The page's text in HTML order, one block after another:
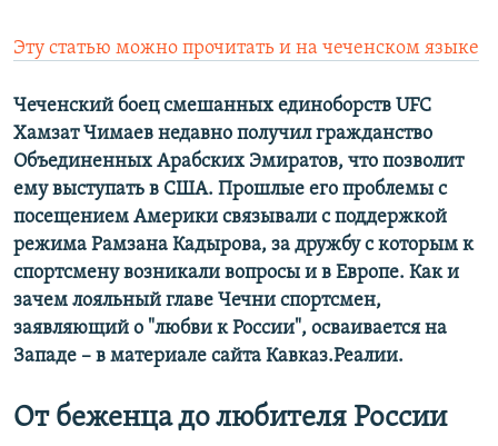
Эту статью можно прочитать и на чеченском языке
Чеченский боец смешанных единоборств UFC
Хамзат Чимаев недавно получил гражданство
Объединенных Арабских Эмиратов, что позволит
ему выступать в США. Прошлые его проблемы с
посещением Америки связывали с поддержкой
режима Рамзана Кадырова, за дружбу с которым к
спортсмену возникали вопросы и в Европе. Как и
зачем лояльный главе Чечни спортсмен,
заявляющий о "любви к России", осваивается на
Западе – в материале сайта Кавказ.Реалии.
От беженца до любителя России